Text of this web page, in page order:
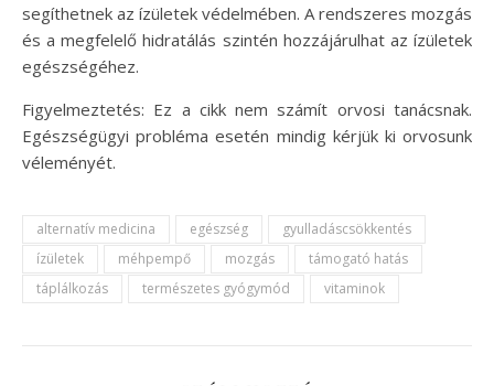
segíthetnek az ízületek védelmében. A rendszeres mozgás
és a megfelelő hidratálás szintén hozzájárulhat az ízületek
egészségéhez.
Figyelmeztetés: Ez a cikk nem számít orvosi tanácsnak.
Egészségügyi probléma esetén mindig kérjük ki orvosunk
véleményét.
alternatív medicina egészség
gyulladáscsökkentés
ízületek
méhpempő mozgás
támogató hatás
táplálkozás
természetes gyógymód vitaminok